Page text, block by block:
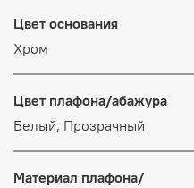
Цвет основания
Хром
Цвет плафона/абажура
Белый, Прозрачный
Материал плафона/